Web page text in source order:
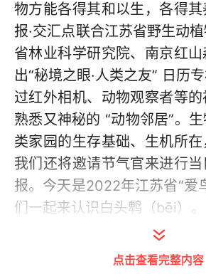
物方能各得其和以生，各得其
报·交汇点联合江苏省野生动
省林业科学研究院、南京红
出“秘境之眼·人类之友” 日历
过红外相机、动物观察者等
熟悉又神秘的 “动物邻居”。
类家园的生存基础、生机所在
我们还将邀请节气官来进行
报。今天是2022年江苏省“爱
们一起来认识白头鹎（bēi）。
点击查看完整内容